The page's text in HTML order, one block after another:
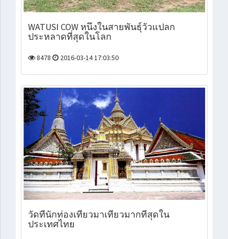
WATUSI COW หนึ่งในสายพันธุ์วัวแปลก
ประหลาดที่สุดในโลก
8478 2016-03-14 17:03:50
วัดที่นักท่องเที่ยวมาเที่ยวมากที่สุดใน
ประเทศไทย